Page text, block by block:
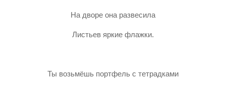
На дворе она развесила
Листьев яркие флажки.
Ты возьмёшь портфель с тетрадками